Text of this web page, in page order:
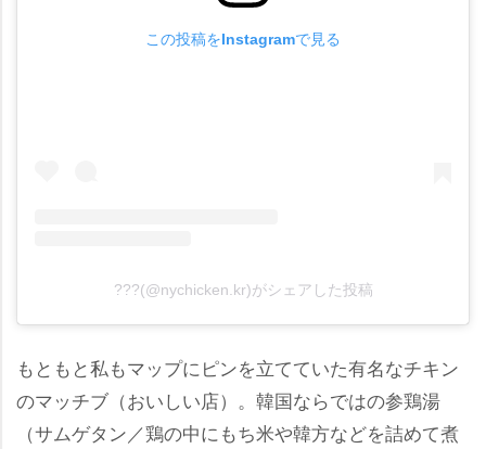
この投稿をInstagramで見る
???(@nychicken.kr)がシェアした投稿
もともと私もマップにピンを立てていた有名なチキン
のマッチブ（おいしい店）。韓国ならではの参鶏湯
（サムゲタン／鶏の中にもち米や韓方などを詰めて煮